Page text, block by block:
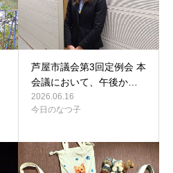
芦屋市議会第3回定例会 本
会議において、午後か…
2026.06.16
今日のなつ子